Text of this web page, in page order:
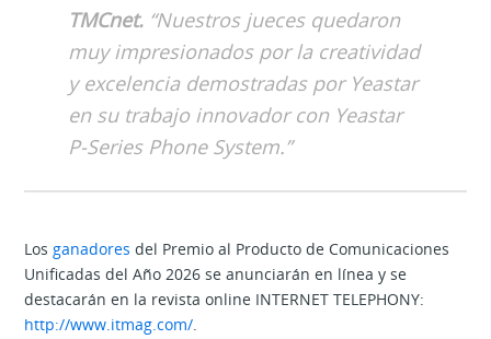
TMCnet. “Nuestros jueces quedaron
muy impresionados por la creatividad
y excelencia demostradas por Yeastar
en su trabajo innovador con Yeastar
P-Series Phone System.”
Losganadores del Premio al Producto de Comunicaciones
Unificadas del Año 2026 se anunciarán en línea y se
destacarán en la revista online INTERNET TELEPHONY:
http://www.itmag.com/